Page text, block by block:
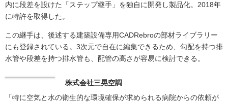
内に段差を設けた「ステップ継手」を独自に開発し製品化。2018年
に特許を取得した。
この継手は、後述する建築設備専用CADRebroの部材ライブラリー
にも登録されている。3次元で自在に編集できるため、勾配を持つ排
水管や段差を持つ排水管も、配管の高さが容易に検討できる。
株式会社三晃空調
「特に空気と水の衛生的な環境確保が求められる病院からの依頼が